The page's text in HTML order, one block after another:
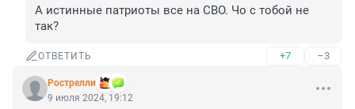
А истинные патриоты все на СВО. Чо с тобой не
так?
ОТВЕТИТЬ +7 –3
Рострелли
9 июля 2024, 19:12